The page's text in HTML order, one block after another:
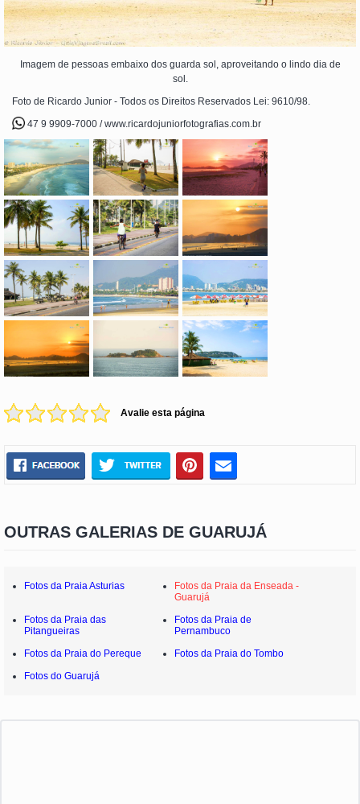
Imagem de pessoas embaixo dos guarda sol, aproveitando o lindo dia de
sol.
Foto de Ricardo Junior - Todos os Direitos Reservados Lei: 9610/98.
47 9 9909-7000 / www.ricardojuniorfotografias.com.br
Avalie esta página
OUTRAS GALERIAS DE GUARUJÁ
Fotos da Praia Asturias
Fotos da Praia da Enseada -
Guarujá
Fotos da Praia das
Pitangueiras
Fotos da Praia de
Pernambuco
Fotos da Praia do Pereque
Fotos da Praia do Tombo
Fotos do Guarujá